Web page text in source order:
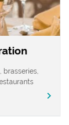
brasseries,
chevron_right